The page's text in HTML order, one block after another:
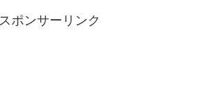
スポンサーリンク